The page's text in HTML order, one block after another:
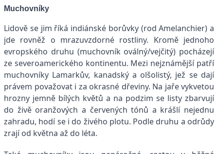
Muchovníky
Lidově se jim říká indiánské borůvky (rod Amelanchier) a
jde rovněž o mrazuvzdorné rostliny. Kromě jednoho
evropského druhu (muchovník oválný/vejčitý) pocházejí
ze severoamerického kontinentu. Mezi nejznámější patří
muchovníky Lamarkův, kanadský a olšolistý, jež se dají
právem považovat i za okrasné dřeviny. Na jaře vykvetou
hrozny jemně bílých květů a na podzim se listy zbarvují
do živě oranžových a červených tónů a krášlí nejednu
zahradu, hodí se i do živého plotu. Podle druhu a odrůdy
zrají od května až do léta.